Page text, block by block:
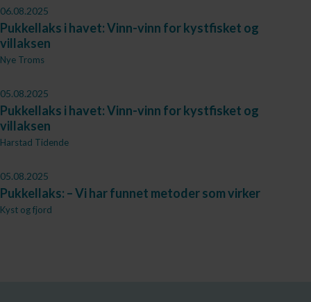
06.08.2025
Pukkellaks i havet: Vinn-vinn for kystfisket og
villaksen
Nye Troms
05.08.2025
Pukkellaks i havet: Vinn-vinn for kystfisket og
villaksen
Harstad Tidende
05.08.2025
Pukkellaks: – Vi har funnet metoder som virker
Kyst og fjord